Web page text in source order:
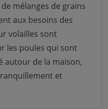
mélanges de grains
aux besoins des
volailles sont
les poules qui sont
autour de la maison,
et